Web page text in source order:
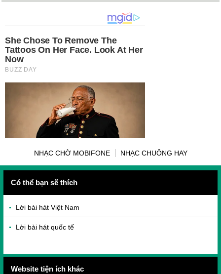
NHẠC CHỜ MOBIFONE NHẠC CHUÔNG HAY
Có thể bạn sẽ thích
Lời bài hát Việt Nam
Lời bài hát quốc tế
Website tiện ích khác